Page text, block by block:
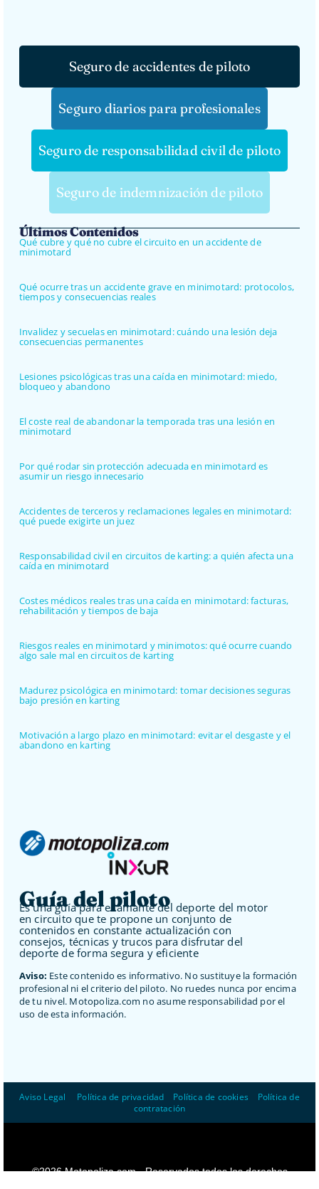
Seguro de accidentes de piloto
Seguro diarios para profesionales
Seguro de responsabilidad civil de piloto
Seguro de indemnización de piloto
Últimos Contenidos
Qué cubre y qué no cubre el circuito en un accidente de
minimotard
Qué ocurre tras un accidente grave en minimotard: protocolos,
tiempos y consecuencias reales
Invalidez y secuelas en minimotard: cuándo una lesión deja
consecuencias permanentes
Lesiones psicológicas tras una caída en minimotard: miedo,
bloqueo y abandono
El coste real de abandonar la temporada tras una lesión en
minimotard
Por qué rodar sin protección adecuada en minimotard es
asumir un riesgo innecesario
Accidentes de terceros y reclamaciones legales en minimotard:
qué puede exigirte un juez
Responsabilidad civil en circuitos de karting: a quién afecta una
caída en minimotard
Costes médicos reales tras una caída en minimotard: facturas,
rehabilitación y tiempos de baja
Riesgos reales en minimotard y minimotos: qué ocurre cuando
algo sale mal en circuitos de karting
Madurez psicológica en minimotard: tomar decisiones seguras
bajo presión en karting
Motivación a largo plazo en minimotard: evitar el desgaste y el
abandono en karting
Guía del piloto
Es una guía para el amante del deporte del motor
en circuito que te propone un conjunto de
contenidos en constante actualización con
consejos, técnicas y trucos para disfrutar del
deporte de forma segura y eficiente
Aviso: Este contenido es informativo. No sustituye la formación
profesional ni el criterio del piloto. No ruedes nunca por encima
de tu nivel. Motopoliza.com no asume responsabilidad por el
uso de esta información.
Aviso Legal Política de privacidad Política de cookies
Política de
contratación
©2026 Motopoliza.com - Reservados todos los derechos